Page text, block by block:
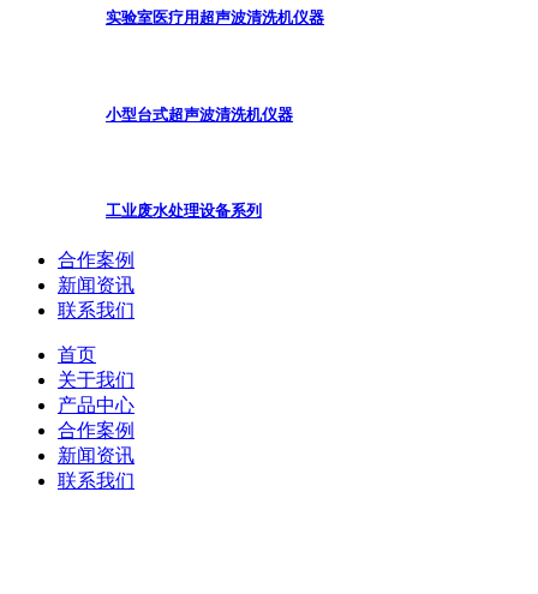
实验室医疗用超声波清洗机仪器
小型台式超声波清洗机仪器
工业废水处理设备系列
合作案例
新闻资讯
联系我们
首页
关于我们
产品中心
合作案例
新闻资讯
联系我们